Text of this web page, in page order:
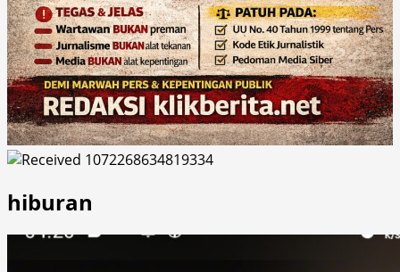
hiburan